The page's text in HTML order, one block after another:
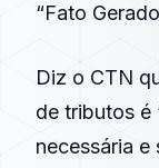
“Fato
Diz o CTN
de tributos é
necessária e